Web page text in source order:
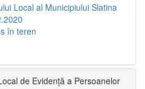
Local al Municipiului Slatina
în teren
de Evidență a Persoanelor